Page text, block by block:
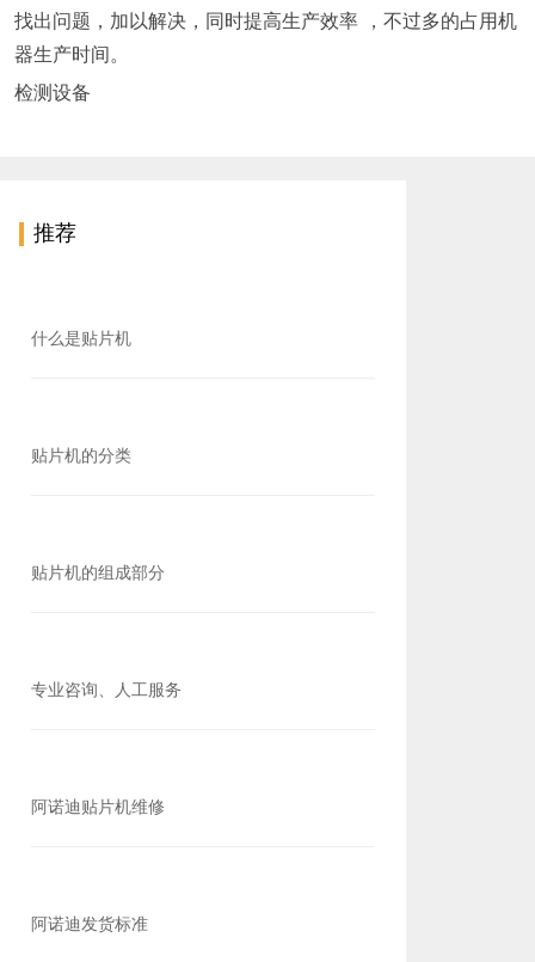
找出问题，加以解决，同时提高生产效率 ，不过多的占用机
器生产时间。
检测设备
推荐
什么是贴片机
贴片机的分类
贴片机的组成部分
专业咨询、人工服务
阿诺迪贴片机维修
阿诺迪发货标准